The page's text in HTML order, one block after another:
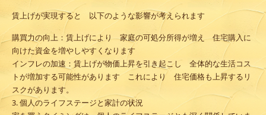
賃上げが実現すると 以下のような影響が考えられます
購買力の向上 ：賃上げにより 家庭の可処分所得が増え 住宅購入に
向けた資金を増やしやすくなります
インフレの加速 ：賃上げが物価上昇を引き起こし 全体的な生活コス
トが増加する可能性があります これにより 住宅価格も上昇するリ
スクがあります。
3. 個人のライフステージと家計の状況